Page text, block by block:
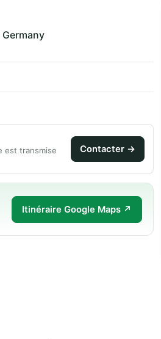
est transmise
Contacter →
Itinéraire Google Maps ↗